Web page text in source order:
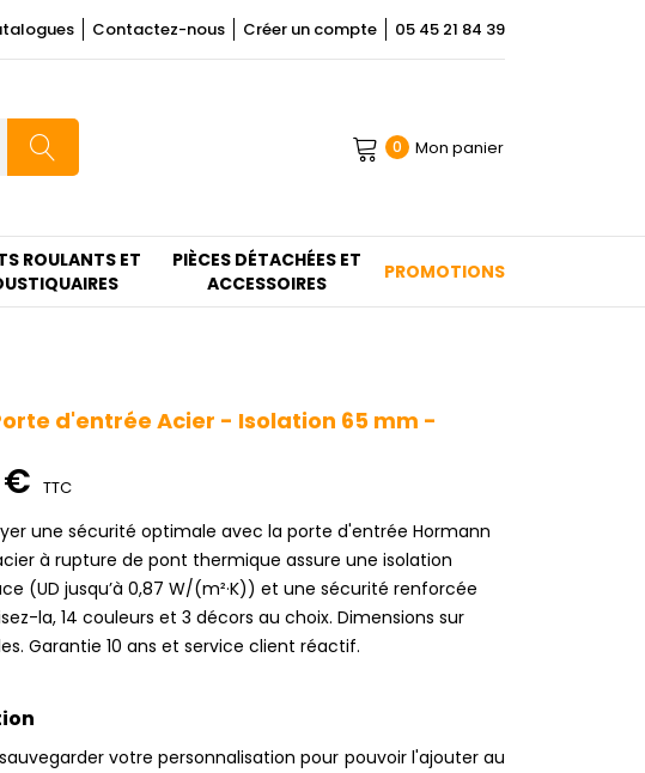
Contactez-nous Créer un compte 05 45 21 84 39
0 Mon panier
ROULANTS ET
PIÈCES DÉTACHÉES ET
ACCESSOIRES
PROMOTIONS
d'entrée Acier - Isolation 65 mm -
€ TTC
une sécurité optimale avec la porte d'entrée Hormann
à rupture de pont thermique assure une isolation
(UD jusqu’à 0,87 W/(m²·K)) et une sécurité renforcée
la, 14 couleurs et 3 décors au choix. Dimensions sur
Garantie 10 ans et service client réactif.
votre personnalisation pour pouvoir l'ajouter au